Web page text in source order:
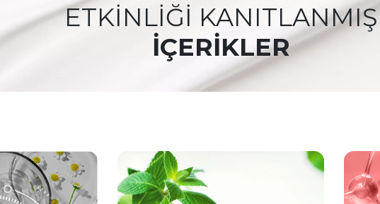
ETKİNLİĞİ KANITLANMIŞ
İÇERİKLER